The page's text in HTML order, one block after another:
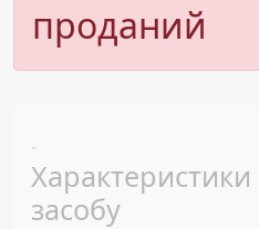
проданий
-
засобу